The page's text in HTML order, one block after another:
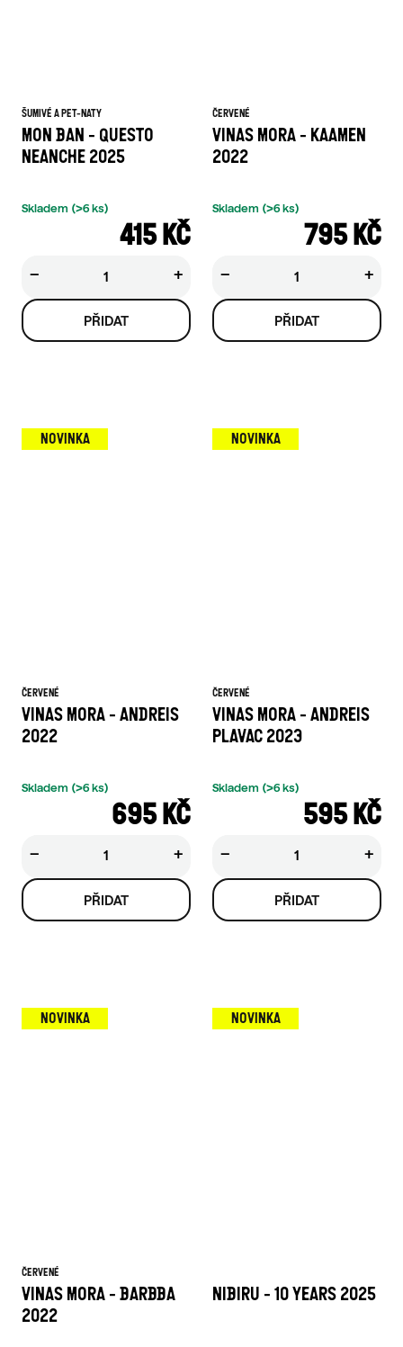
ŠUMIVÉ A PET-NATY
MON BAN - QUESTO
NEANCHE 2025
415 KČ
Skladem (>6 ks)
+
−
ČERVENÉ
VINAS MORA - KAAMEN
2022
795 KČ
Skladem (>6 ks)
+
−
NOVINKA
ČERVENÉ
VINAS MORA - ANDREIS
2022
695 KČ
Skladem (>6 ks)
+
−
NOVINKA
ČERVENÉ
VINAS MORA - ANDREIS
PLAVAC 2023
595 KČ
Skladem (>6 ks)
+
−
NOVINKA
ČERVENÉ
VINAS MORA - BARBBA
2022
NOVINKA
NIBIRU - 10 YEARS 2025